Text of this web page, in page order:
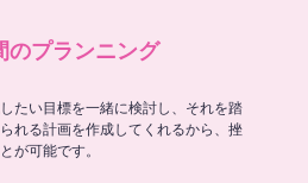
プランニング
たい目標を一緒に検討し、それを踏
れる計画を作成してくれるから、挫
が可能です。